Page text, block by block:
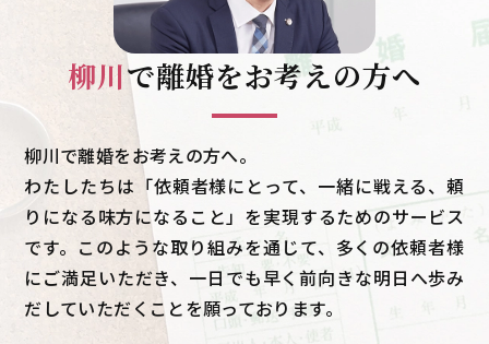
柳川で離婚をお考えの方へ
柳川で離婚をお考えの方へ。
わたしたちは「依頼者様にとって、一緒に戦える、頼
りになる味方になること」を実現するためのサービス
です。このような取り組みを通じて、多くの依頼者様
にご満足いただき、一日でも早く前向きな明日へ歩み
だしていただくことを願っております。